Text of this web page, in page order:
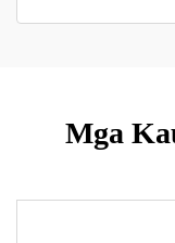
Mga